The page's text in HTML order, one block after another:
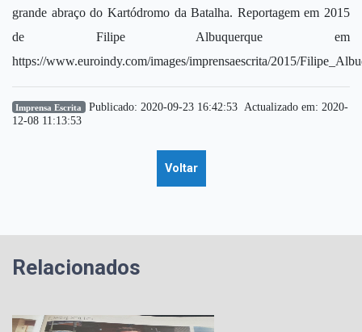
grande abraço do Kartódromo da Batalha. Reportagem em 2015
de Filipe Albuquerque em
https://www.euroindy.com/images/imprensaescrita/2015/
Imprensa Escrita Publicado: 2020-09-23 16:42:53 Actualizado em: 2020-
12-08 11:13:53
Voltar
Relacionados